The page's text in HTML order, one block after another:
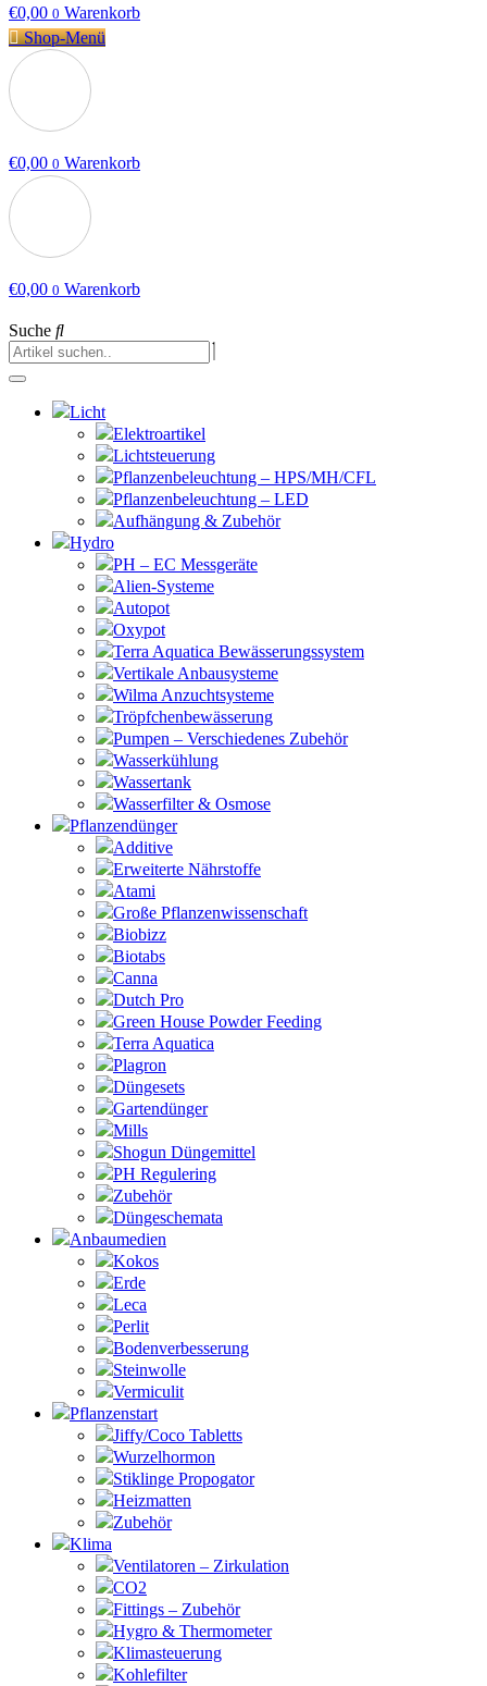
€0,00 0 Warenkorb
Shop-Menü
€0,00 0 Warenkorb
€0,00 0 Warenkorb
Suche
Licht
Elektroartikel
Lichtsteuerung
Pflanzenbeleuchtung – HPS/MH/CFL
Pflanzenbeleuchtung – LED
Aufhängung & Zubehör
Hydro
PH – EC Messgeräte
Alien-Systeme
Autopot
Oxypot
Terra Aquatica Bewässerungssystem
Vertikale Anbausysteme
Wilma Anzuchtsysteme
Tröpfchenbewässerung
Pumpen – Verschiedenes Zubehör
Wasserkühlung
Wassertank
Wasserfilter & Osmose
Pflanzendünger
Additive
Erweiterte Nährstoffe
Atami
Große Pflanzenwissenschaft
Biobizz
Biotabs
Canna
Dutch Pro
Green House Powder Feeding
Terra Aquatica
Plagron
Düngesets
Gartendünger
Mills
Shogun Düngemittel
PH Regulering
Zubehör
Düngeschemata
Anbaumedien
Kokos
Erde
Leca
Perlit
Bodenverbesserung
Steinwolle
Vermiculit
Pflanzenstart
Jiffy/Coco Tabletts
Wurzelhormon
Stiklinge Propogator
Heizmatten
Zubehör
Klima
Ventilatoren – Zirkulation
CO2
Fittings – Zubehör
Hygro & Thermometer
Klimasteuerung
Kohlefilter